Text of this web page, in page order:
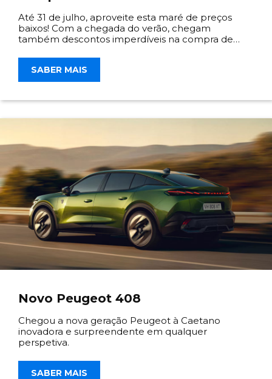
Até 31 de julho, aproveite esta maré de preços
baixos! Com a chegada do verão, chegam
também descontos imperdíveis na compra de
SABER MAIS
Novo Peugeot 408
Chegou a nova geração Peugeot à Caetano
inovadora e surpreendente em qualquer
perspetiva.
SABER MAIS